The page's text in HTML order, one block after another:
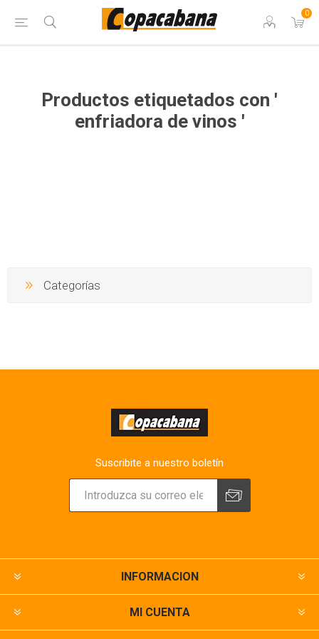
0
Productos etiquetados con '
enfriadora de vinos '
Categorías
Suscribite a nuestro boletín
INFORMACION
MI CUENTA